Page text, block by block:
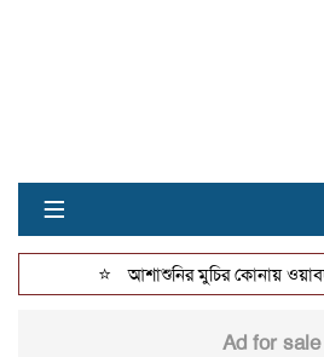
≡
আশাশুনির মুচির কোনায় ওয়াবদা
Ad for sale